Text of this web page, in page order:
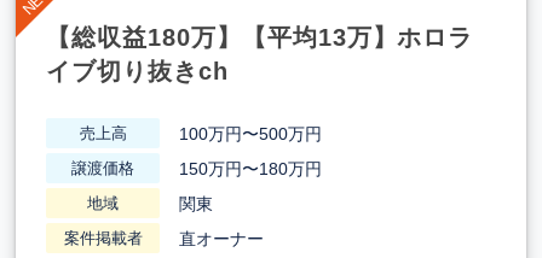
【総収益180万】【平均13万】ホロラ
イブ切り抜きch
売上高 100万円〜500万円
譲渡価格 150万円〜180万円
地域 関東
案件掲載者 直オーナー